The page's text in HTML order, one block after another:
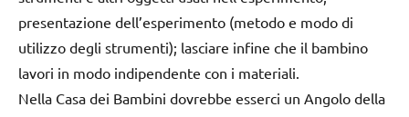
presentazione dell’esperimento (metodo e modo di
utilizzo degli strumenti); lasciare infine che il bambino
lavori in modo indipendente con i materiali.
Nella Casa dei Bambini dovrebbe esserci un Angolo della